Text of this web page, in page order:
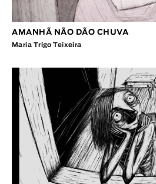
AMANHÃ NÃO DÃO CHUVA
Maria Trigo Teixeira